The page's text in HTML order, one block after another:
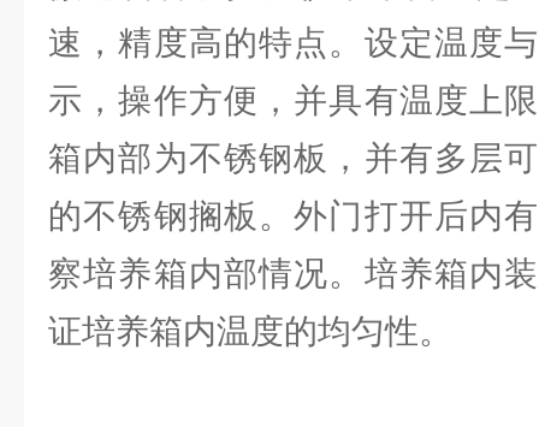
速，精度高的特点。设定温度
示，操作方便，并具有温度上
箱内部为不锈钢板，并有多层
的不锈钢搁板。外门打开后内
察培养箱内部情况。培养箱内
证培养箱内温度的均匀性。